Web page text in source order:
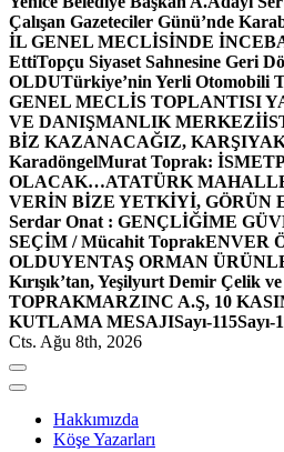
Çalışan Gazeteciler Günü’nde
İL GENEL MECLİSİNDE
EttiTopçu Siyaset Sahnesine Geri
OLDUTürkiye’nin Yerli Otomobili
GENEL MECLİS TOPLANTISI
VE DANIŞMANLIK MERKEZİ
BİZ KAZANACAĞIZ,
KaradöngelMurat Toprak:
OLACAK…ATATÜRK
VERİN BİZE YETKİYİ,
Serdar Onat : GENÇLİĞİME
SEÇİM / Mücahit ToprakENVER
OLDUYENTAŞ ORMAN
Kırışık’tan, Yeşilyurt Demir Çelik
TOPRAKMARZINC A.Ş, 10
KUTLAMA MESAJISayı-115Sayı-
Cts. Ağu 8th, 2026
Hakkımızda
Köşe Yazarları